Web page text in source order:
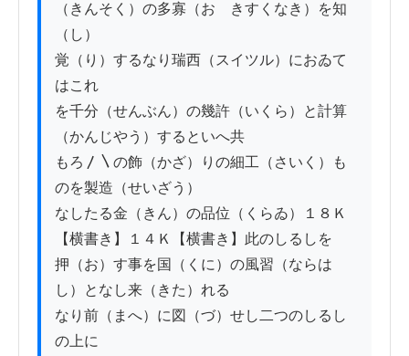
（きんそく）の多寡（おゝきすくなき）を知
（し）
覚（り）するなり瑞西（スイツル）におゐて
はこれ
を千分（せんぶん）の幾許（いくら）と計算
（かんじやう）するといへ共
もろ〳〵の飾（かざ）りの細工（さいく）も
のを製造（せいざう）
なしたる金（きん）の品位（くらゐ）１８Ｋ
【横書き】１４Ｋ【横書き】此のしるしを
押（お）す事を国（くに）の風習（ならは
し）となし来（きた）れる
なり前（まへ）に図（づ）せし二つのしるし
の上に